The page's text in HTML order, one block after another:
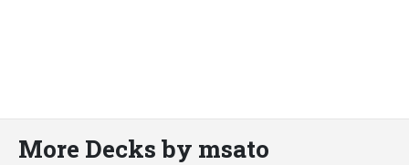
More Decks by msato